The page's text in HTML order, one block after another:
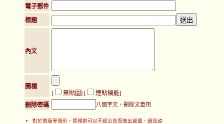
電子郵件
標題
內文
圖檔
[
無貼圖] [ 連貼機能]
刪除密碼
八個字元，刪除文章用
對於鬧版等情形，管理群可以不經公告而做出處置，請見諒